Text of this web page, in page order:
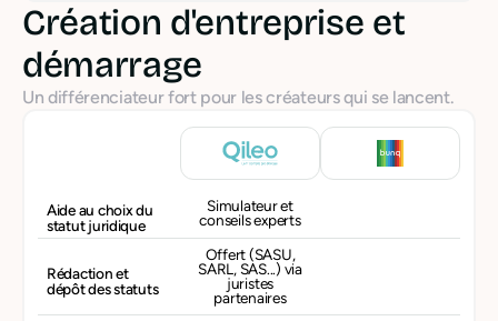
Création d'entreprise et
démarrage
Un différenciateur fort pour les créateurs qui se lancent.
Aide au choix du
statut juridique
Simulateur et
conseils experts
Rédaction et
dépôt des statuts
Offert (SASU,
SARL, SAS...) via
juristes
partenaires